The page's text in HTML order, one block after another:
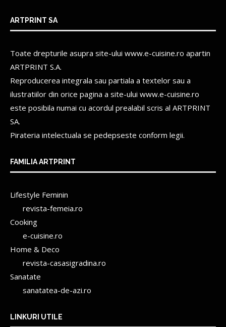
ARTPRINT SA
Toate drepturile asupra site-ului www.e-cuisine.ro apartin
ARTPRINT S.A.
Reproducerea integrala sau partiala a textelor sau a
ilustratiilor din orice pagina a site-ului www.e-cuisine.ro
este posibila numai cu acordul prealabil scris al ARTPRINT
SA.
Pirateria intelectuala se pedepseste conform legii.
FAMILIA ARTPRINT
Lifestyle Feminin
revista-femeia.ro
Cooking
e-cuisine.ro
Home & Deco
revista-casasigradina.ro
Sanatate
sanatatea-de-azi.ro
LINKURI UTILE